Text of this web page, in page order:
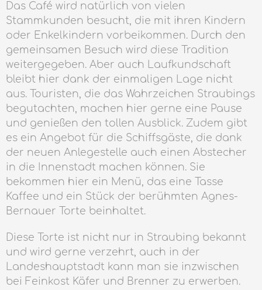
Das Café wird natürlich von vielen
Stammkunden besucht, die mit ihren Kindern
oder Enkelkindern vorbeikommen. Durch den
gemeinsamen Besuch wird diese Tradition
weitergegeben. Aber auch Laufkundschaft
bleibt hier dank der einmaligen Lage nicht
aus. Touristen, die das Wahrzeichen Straubings
begutachten, machen hier gerne eine Pause
und genießen den tollen Ausblick. Zudem gibt
es ein Angebot für die Schiffsgäste, die dank
der neuen Anlegestelle auch einen Abstecher
in die Innenstadt machen können. Sie
bekommen hier ein Menü, das eine Tasse
Kaffee und ein Stück der berühmten Agnes-
Bernauer Torte beinhaltet.
Diese Torte ist nicht nur in Straubing bekannt
und wird gerne verzehrt, auch in der
Landeshauptstadt kann man sie inzwischen
bei Feinkost Käfer und Brenner zu erwerben.